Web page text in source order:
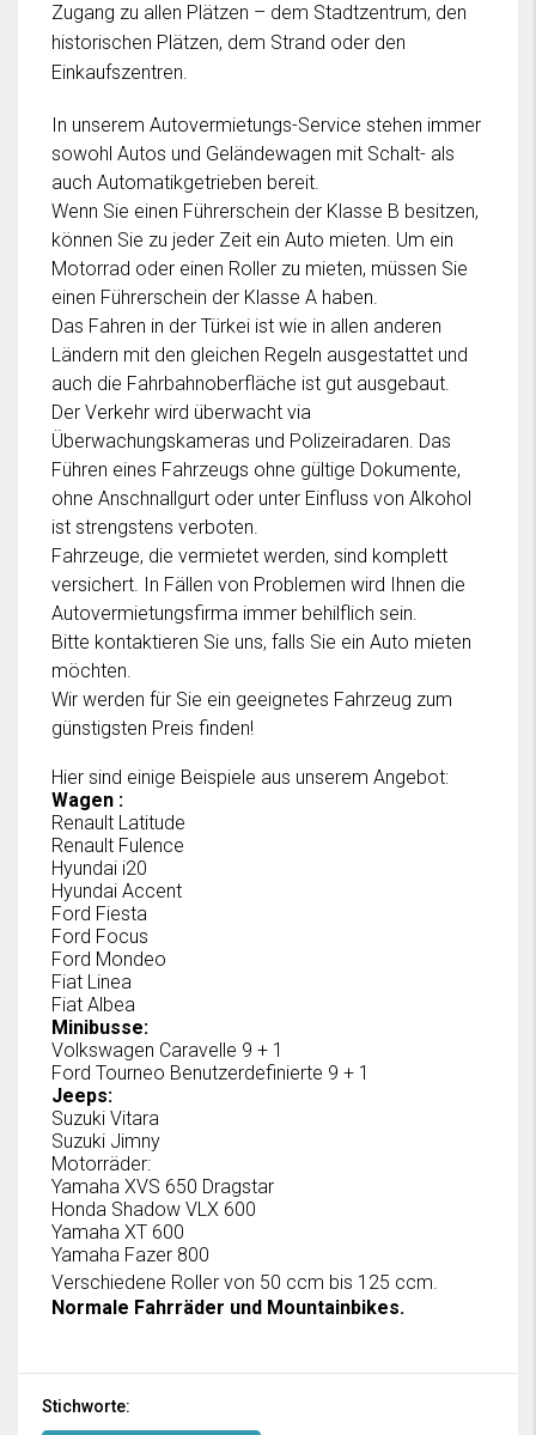
Zugang zu allen Plätzen – dem Stadtzentrum, den
historischen Plätzen, dem Strand oder den
Einkaufszentren.
In unserem Autovermietungs-Service stehen immer
sowohl Autos und Geländewagen mit Schalt- als
auch Automatikgetrieben bereit.
Wenn Sie einen Führerschein der Klasse B besitzen,
können Sie zu jeder Zeit ein Auto mieten. Um ein
Motorrad oder einen Roller zu mieten, müssen Sie
einen Führerschein der Klasse A haben.
Das Fahren in der Türkei ist wie in allen anderen
Ländern mit den gleichen Regeln ausgestattet und
auch die Fahrbahnoberfläche ist gut ausgebaut.
Der Verkehr wird überwacht via
Überwachungskameras und Polizeiradaren. Das
Führen eines Fahrzeugs ohne gültige Dokumente,
ohne Anschnallgurt oder unter Einfluss von Alkohol
ist strengstens verboten.
Fahrzeuge, die vermietet werden, sind komplett
versichert. In Fällen von Problemen wird Ihnen die
Autovermietungsfirma immer behilflich sein.
Bitte kontaktieren Sie uns, falls Sie ein Auto mieten
möchten.
Wir werden für Sie ein geeignetes Fahrzeug zum
günstigsten Preis finden!
Hier sind einige Beispiele aus unserem Angebot:
Wagen :
Renault Latitude
Renault Fulence
Hyundai i20
Hyundai Accent
Ford Fiesta
Ford Focus
Ford Mondeo
Fiat Linea
Fiat Albea
Minibusse:
Volkswagen Caravelle 9 + 1
Ford Tourneo Benutzerdefinierte 9 + 1
Jeeps:
Suzuki Vitara
Suzuki Jimny
Motorräder:
Yamaha XVS 650 Dragstar
Honda Shadow VLX 600
Yamaha XT 600
Yamaha Fazer 800
Verschiedene Roller von 50 ccm bis 125 ccm.
Normale Fahrräder und Mountainbikes.
Stichworte: